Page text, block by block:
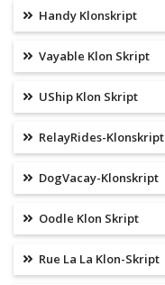
Handy Klonskript
Vayable Klon Skript
UShip Klon Skript
RelayRides-Klonskript
DogVacay-Klonskript
Oodle Klon Skript
Rue La La Klon-Skript